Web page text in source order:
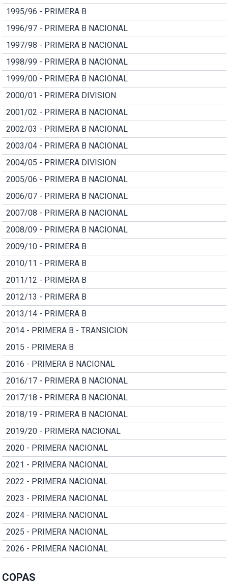
1995/96 - PRIMERA B
1996/97 - PRIMERA B NACIONAL
1997/98 - PRIMERA B NACIONAL
1998/99 - PRIMERA B NACIONAL
1999/00 - PRIMERA B NACIONAL
2000/01 - PRIMERA DIVISION
2001/02 - PRIMERA B NACIONAL
2002/03 - PRIMERA B NACIONAL
2003/04 - PRIMERA B NACIONAL
2004/05 - PRIMERA DIVISION
2005/06 - PRIMERA B NACIONAL
2006/07 - PRIMERA B NACIONAL
2007/08 - PRIMERA B NACIONAL
2008/09 - PRIMERA B NACIONAL
2009/10 - PRIMERA B
2010/11 - PRIMERA B
2011/12 - PRIMERA B
2012/13 - PRIMERA B
2013/14 - PRIMERA B
2014 - PRIMERA B - TRANSICION
2015 - PRIMERA B
2016 - PRIMERA B NACIONAL
2016/17 - PRIMERA B NACIONAL
2017/18 - PRIMERA B NACIONAL
2018/19 - PRIMERA B NACIONAL
2019/20 - PRIMERA NACIONAL
2020 - PRIMERA NACIONAL
2021 - PRIMERA NACIONAL
2022 - PRIMERA NACIONAL
2023 - PRIMERA NACIONAL
2024 - PRIMERA NACIONAL
2025 - PRIMERA NACIONAL
2026 - PRIMERA NACIONAL
COPAS